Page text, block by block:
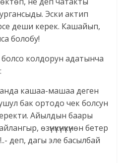
Эски актип
деши керек. Кашайып,
болобу!
колдорун адатынча
кашаа-машаа деген
бак ортодо чек болсун
Айылдын баары
өзүнүкүнүкүнөн бетер
деп, дагы эле басылбай